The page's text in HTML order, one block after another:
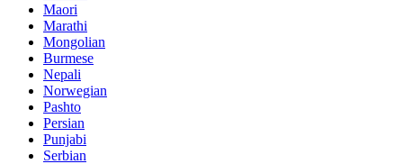
Maori
Marathi
Mongolian
Burmese
Nepali
Norwegian
Pashto
Persian
Punjabi
Serbian